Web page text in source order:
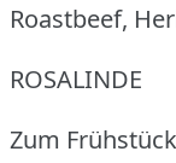
Roastbeef,
ROSALINDE
Zum